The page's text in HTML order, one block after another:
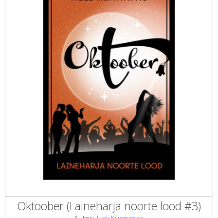
Oktoober (Laineharja noorte lood #3)